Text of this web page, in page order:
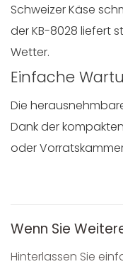
Schweizer Käse
der KB-8028 liefert
Wetter.
Einfache
Die
Dank der
oder
Wenn Sie
Hinterlassen Sie